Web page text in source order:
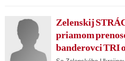
Zelenskij
priamom
banderovci TRI